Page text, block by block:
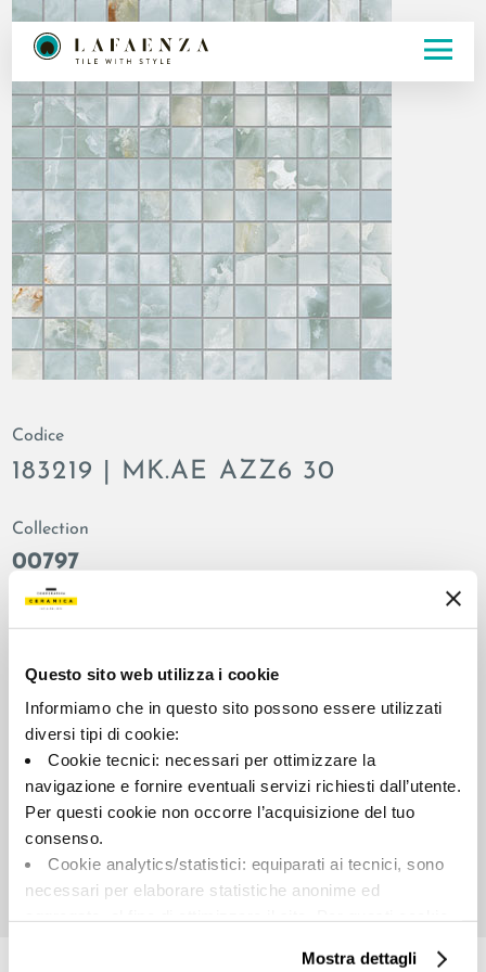
Questo sito web utilizza i cookie
Informiamo che in questo sito possono essere utilizzati
diversi tipi di cookie:
Cookie tecnici: necessari per ottimizzare la
navigazione e fornire eventuali servizi richiesti dall’utente.
Per questi cookie non occorre l’acquisizione del tuo
consenso.
Cookie analytics/statistici: equiparati ai tecnici, sono
necessari per elaborare statistiche anonime ed
Cookie di profilazione/marketing: sono utilizzati, solo
Mostra dettagli
Codice
183219 | MK.AE AZZ6 30
Collection
00797
Colors:
Blue
Plain
Format:
30.0x30.0
natural
matt
Shade variations:
Unit of measure:
MQ